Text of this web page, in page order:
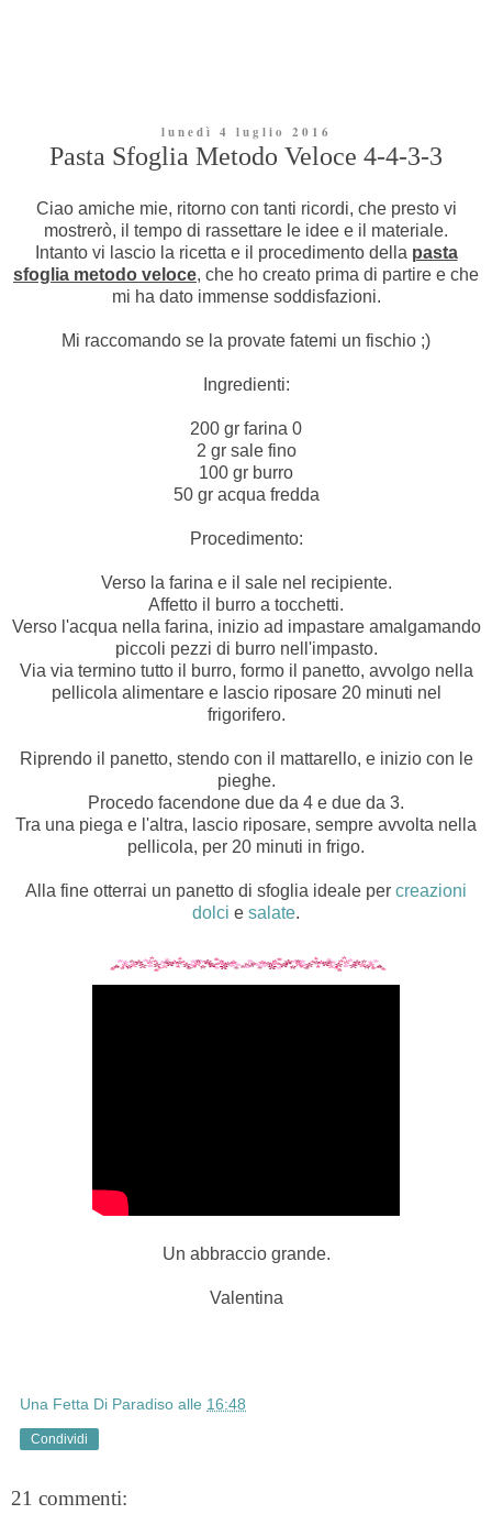
lunedì 4 luglio 2016
Pasta Sfoglia Metodo Veloce 4-4-3-3
Ciao amiche mie, ritorno con tanti ricordi, che presto vi
mostrerò, il tempo di rassettare le idee e il materiale.
Intanto vi lascio la ricetta e il procedimento della pasta
sfoglia metodo veloce, che ho creato prima di partire e che
mi ha dato immense soddisfazioni.
Mi raccomando se la provate fatemi un fischio ;)
Ingredienti:
200 gr farina 0
2 gr sale fino
100 gr burro
50 gr acqua fredda
Procedimento:
Verso la farina e il sale nel recipiente.
Affetto il burro a tocchetti.
Verso l'acqua nella farina, inizio ad impastare amalgamando
piccoli pezzi di burro nell'impasto.
Via via termino tutto il burro, formo il panetto, avvolgo nella
pellicola alimentare e lascio riposare 20 minuti nel
frigorifero.
Riprendo il panetto, stendo con il mattarello, e inizio con le
pieghe.
Procedo facendone due da 4 e due da 3.
Tra una piega e l'altra, lascio riposare, sempre avvolta nella
pellicola, per 20 minuti in frigo.
Alla fine otterrai un panetto di sfoglia ideale per creazioni
dolci e salate.
Un abbraccio grande.
Valentina
Una Fetta Di Paradiso alle 16:48
Condividi
21 commenti: